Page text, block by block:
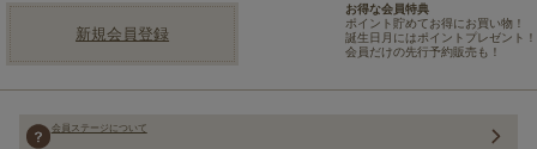
新規会員登録
お得な会員特典
ポイント貯めてお得にお買い物！
誕生日月にはポイントプレゼント！
会員だけの先行予約販売も！
会員ステージについて